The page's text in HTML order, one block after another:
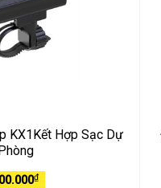
KX1Kết Hợp Sạc Dự
Phòng
₫